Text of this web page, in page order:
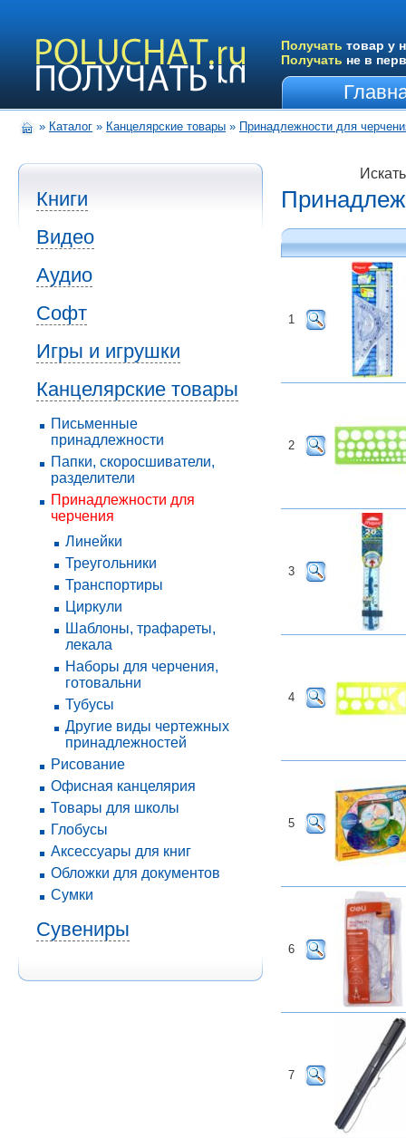
Получать товар у
Получать не в
» Каталог » Канцелярские товары » Принадлежности для
Книги
Видео
Аудио
Софт
Игры и игрушки
Канцелярские товары
Письменные
принадлежности
Папки, скоросшиватели,
разделители
Принадлежности для
черчения
Линейки
Треугольники
Транспортиры
Циркули
Шаблоны, трафареты,
лекала
Наборы для черчения,
готовальни
Тубусы
Другие виды чертежных
принадлежностей
Рисование
Офисная канцелярия
Товары для школы
Глобусы
Аксессуары для книг
Обложки для документов
Сумки
Сувениры
1
2
3
4
5
6
7